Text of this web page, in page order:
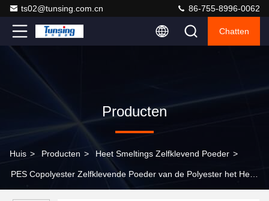
ts02@tunsing.com.cn 86-755-8996-0062
Chatten
Producten
Huis > Producten > Heet Smeltings Zelfklevend Poeder >
PES Copolyester Zelfklevende Poeder van de Polyester het Hete